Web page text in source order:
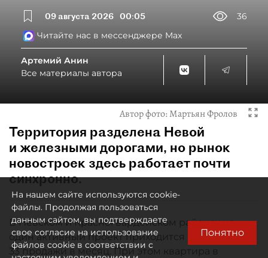
09 августа 2026 00:05
36
Читайте нас в мессенджере Max
Артемий Анин
Все материалы автора
Автор фото:Мартьян Фролов
Территория разделена Невой
и железными дорогами, но рынок
новостроек здесь работает почти
синхронно.
В Невском и Красногвардейском районах на
один активный проект приходится примерно по
33 продажи в месяц. При этом квартира в
На нашем сайте используются cookie-
файлы. Продолжая пользоваться
данным сайтом, вы подтверждаете
свое согласие на использование
файлов cookie в соответствии с
Понятно